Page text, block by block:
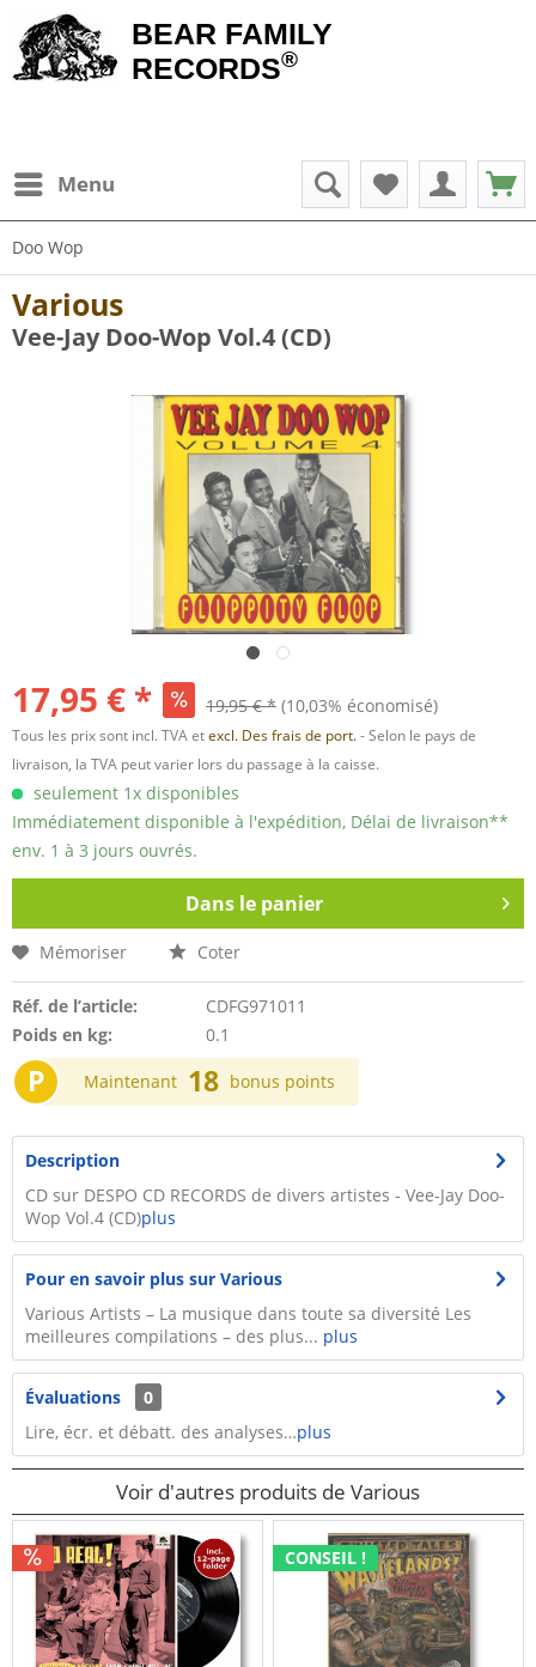
BEAR FAMILY
RECORDS®
Menu
Doo Wop
Various
Vee-Jay Doo-Wop Vol.4 (CD)
17,95 € * 19,95 € * (10,03% économisé)
Tous les prix sont incl. TVA etexcl. Des frais de port.- Selon le pays de
livraison, la TVA peut varier lors du passage à la caisse.
seulement 1x disponibles
Immédiatement disponible à l'expédition, Délai de livraison**
env. 1 à 3 jours ouvrés.
Dans le panier
Mémoriser Coter
Réf. de l’article:
CDFG971011
Poids en kg:
0.1
P Maintenant 18 bonus points
Description
CD sur DESPO CD RECORDS de divers artistes - Vee-Jay Doo-
Wop Vol.4 (CD)plus
Pour en savoir plus sur Various
Various Artists – La musique dans toute sa diversité Les
meilleures compilations – des plus... plus
Évaluations
0
Lire, écr. et débatt. des analyses…plus
Voir d'autres produits de Various
CONSEIL !